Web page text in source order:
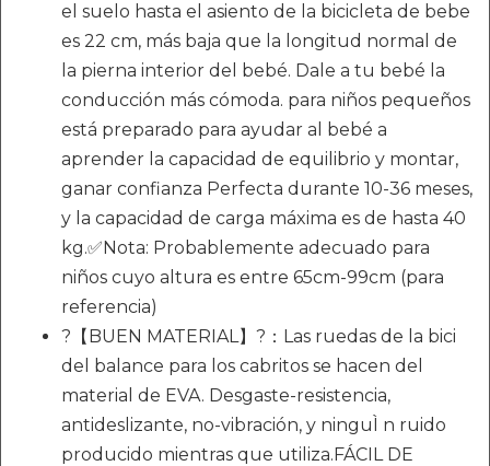
el suelo hasta el asiento de la bicicleta de bebe
es 22 cm, más baja que la longitud normal de
la pierna interior del bebé. Dale a tu bebé la
conducción más cómoda. para niños pequeños
está preparado para ayudar al bebé a
aprender la capacidad de equilibrio y montar,
ganar confianza Perfecta durante 10-36 meses,
y la capacidad de carga máxima es de hasta 40
kg.✅Nota: Probablemente adecuado para
niños cuyo altura es entre 65cm-99cm (para
referencia)
?【BUEN MATERIAL】?：Las ruedas de la bici
del balance para los cabritos se hacen del
material de EVA. Desgaste-resistencia,
antideslizante, no-vibración, y ninguÌ n ruido
producido mientras que utiliza.FÁCIL DE